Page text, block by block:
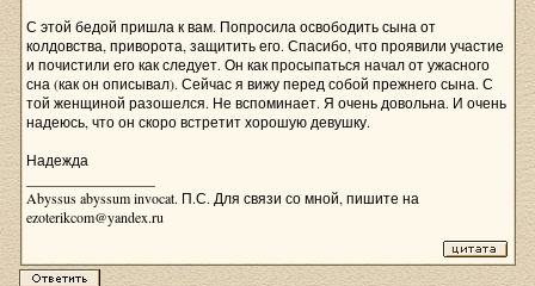
С этой бедой пришла к вам. Попросила освободить сына от
колдовства, приворота, защитить его. Спасибо, что проявили участие
и почистили его как следует. Он как просыпаться начал от ужасного
сна (как он описывал). Сейчас я вижу перед собой прежнего сына. С
той женщиной разошелся. Не вспоминает. Я очень довольна. И очень
надеюсь, что он скоро встретит хорошую девушку.
Надежда
Abyssus abyssum invocat. П.С. Для связи со мной, пишите на
ezoterikcom@yandex.ru